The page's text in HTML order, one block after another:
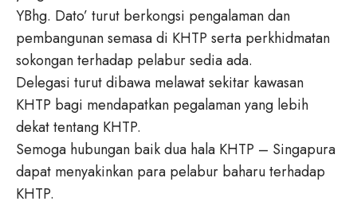
YBhg. Dato’ turut berkongsi pengalaman dan
pembangunan semasa di KHTP serta perkhidmatan
sokongan terhadap pelabur sedia ada.
Delegasi turut dibawa melawat sekitar kawasan
KHTP bagi mendapatkan pegalaman yang lebih
dekat tentang KHTP.
Semoga hubungan baik dua hala KHTP – Singapura
dapat menyakinkan para pelabur baharu terhadap
KHTP.